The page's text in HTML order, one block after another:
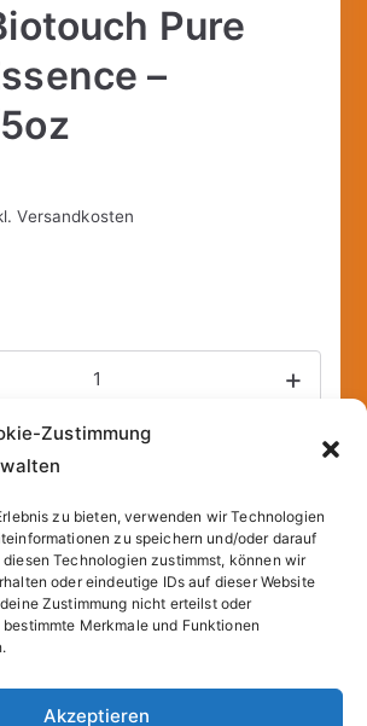
Zustimmung
zu bieten, verwenden wir Technologien
zu speichern und/oder darauf
Technologien zustimmst, können wir
oder eindeutige IDs auf dieser Website
Zustimmung nicht erteilst oder
Merkmale und Funktionen
Akzeptieren
Pure
–
Versandkosten
+
Add to cart
VY4Z